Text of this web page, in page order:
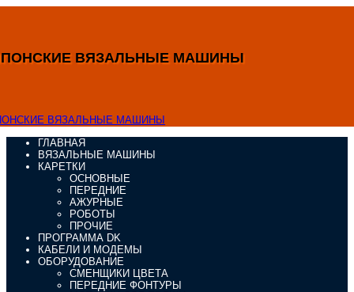
ВЯЗАЛЬНЫЕ МАШИНЫ
ГЛАВНАЯ
ВЯЗАЛЬНЫЕ МАШИНЫ
КАРЕТКИ
ОСНОВНЫЕ
ПЕРЕДНИЕ
АЖУРНЫЕ
РОБОТЫ
ПРОЧИЕ
ПРОГРАММА DK
КАБЕЛИ И МОДЕМЫ
ОБОРУДОВАНИЕ
СМЕНЩИКИ ЦВЕТА
ПЕРЕДНИЕ ФОНТУРЫ